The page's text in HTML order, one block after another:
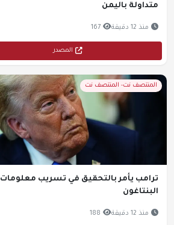
متداولة باليمن
منذ 12 دقيقة 167
المصدر
المنتصف نت- المنتصف نت
ترامب يأمر بالتحقيق في تسريب
البنتاغون
منذ 12 دقيقة 188